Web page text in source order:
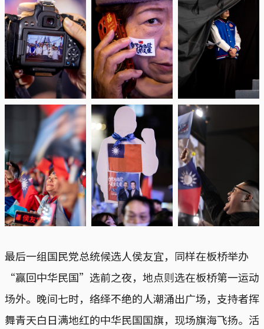
最后一组国民党总统候选人侯友宜，同样在板桥举办
“赢回中华民国”选前之夜，地点则选在板桥第一运动
场外。晚间七时，络绎不绝的人潮涌出广场，支持者挥
舞青天白日满地红的中华民国国旗，现场旗海飞扬。活